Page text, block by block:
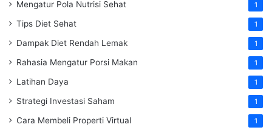
Mengatur Pola Nutrisi Sehat 1
Tips Diet Sehat 1
Dampak Diet Rendah Lemak 1
Rahasia Mengatur Porsi Makan 1
Latihan Daya 1
Strategi Investasi Saham 1
Cara Membeli Properti Virtual 1